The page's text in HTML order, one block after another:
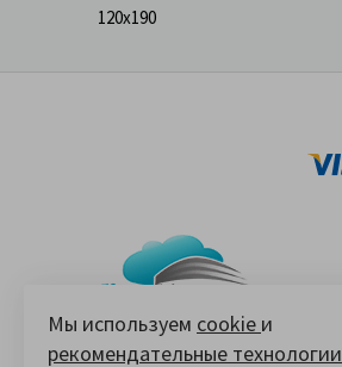
120x190
© 2005-2026 «Ваш матрас»
Мы используем cookie и
рекомендательные технологии